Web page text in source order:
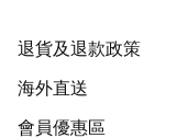
退貨及退款政策
海外直送
會員優惠區